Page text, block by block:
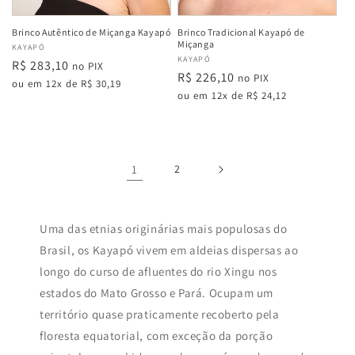
Brinco Autêntico de Miçanga Kayapó
Fabricante:
KAYAPÓ
Preço
normal
R$ 283,10 no PIX
ou em 12x de R$ 30,19
Brinco Tradicional Kayapó de
Miçanga
Fabricante:
KAYAPÓ
Preço
normal
R$ 226,10 no PIX
ou em 12x de R$ 24,12
1 2
Uma das etnias originárias mais populosas do
Brasil, os Kayapó vivem em aldeias dispersas ao
longo do curso de afluentes do rio Xingu nos
estados do Mato Grosso e Pará. Ocupam um
território quase praticamente recoberto pela
floresta equatorial, com exceção da porção